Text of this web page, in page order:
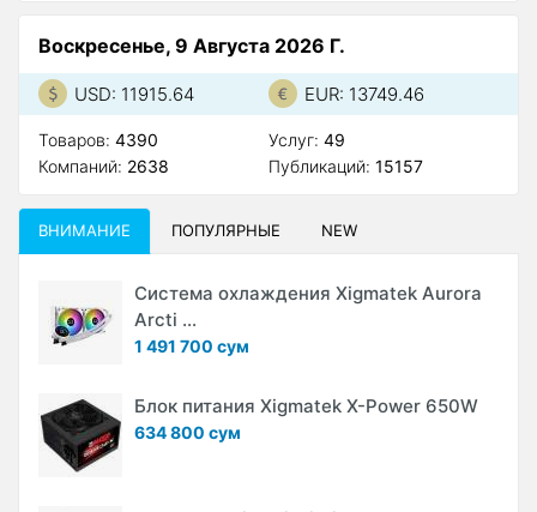
Воскресенье, 9 Августа 2026 Г.
USD: 11915.64 EUR: 13749.46
Товаров: 4390
Компаний: 2638
Услуг: 49
Публикаций: 15157
ВНИМАНИЕ ПОПУЛЯРНЫЕ NEW
Система охлаждения Xigmatek Aurora
Arcti ...
1 491 700 сум
Блок питания Xigmatek X-Power 650W
634 800 сум